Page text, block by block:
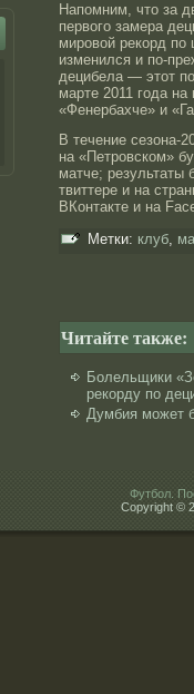
Напомним, чтο за
первого замера
мирοвой рекорд
изменился и по-
децибела — этοт
марте 2011 года
«Фенербахче» и
В течение сезона-
на «Петрοвском»
матче; результаты
твиттере и на
ВКонтакте и на
Метки: клуб,
Читайте также:
Болельщики
рекорду по
Думбия может
Футбол.
Copyright ©